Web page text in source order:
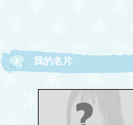
我的名片